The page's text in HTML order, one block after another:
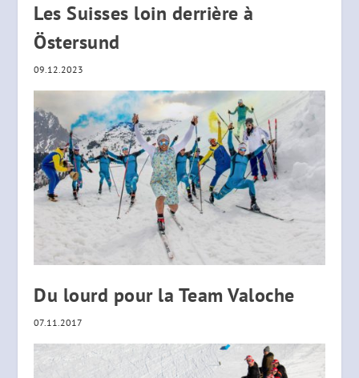
Les Suisses loin derrière à
Östersund
09.12.2023
Du lourd pour la Team Valoche
07.11.2017